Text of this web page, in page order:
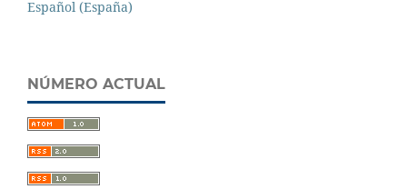
Español (España)
NÚMERO ACTUAL